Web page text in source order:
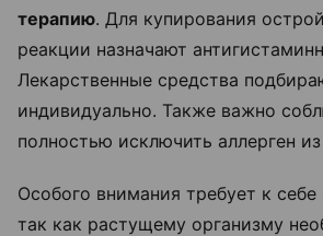
терапию. Для купирования
реакции назначают
Лекарственные средства
индивидуально. Также важно
полностью исключить аллерген
Особого внимания требует к себе
так как растущему организму